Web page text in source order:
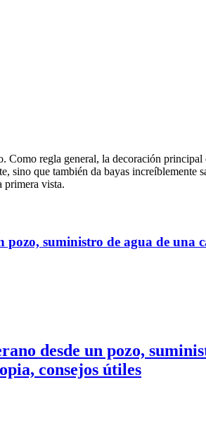
regla general, la decoración
que también da bayas increíblemente
primera vista.
suministro de agua de una
desde un pozo,
consejos útiles